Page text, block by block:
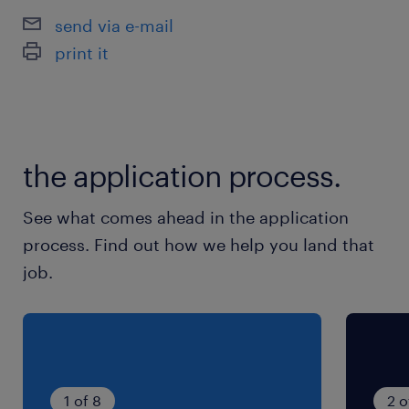
send via e-mail
print it
the application process.
See what comes ahead in the application
process. Find out how we help you land that
job.
1 of 8 2